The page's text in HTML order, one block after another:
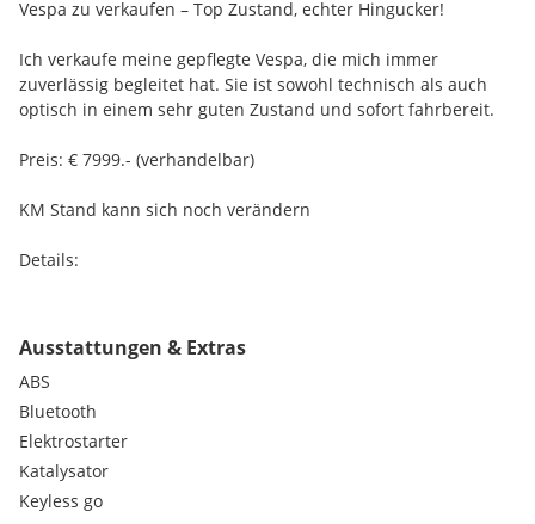
Vespa zu verkaufen – Top Zustand, echter Hingucker!
Ich verkaufe meine gepflegte Vespa, die mich immer
zuverlässig begleitet hat. Sie ist sowohl technisch als auch
optisch in einem sehr guten Zustand und sofort fahrbereit.
Preis: € 7999.- (verhandelbar)
KM Stand kann sich noch verändern
Details:
Baujahr: 12/24
Kilometerstand: 2603 km
Leistung: 23,8 PS / 278 ccm
Pickerl: 12/27
Ausstattungen & Extras
ABS
Bluetooth
Elektrostarter
Katalysator
Keyless go